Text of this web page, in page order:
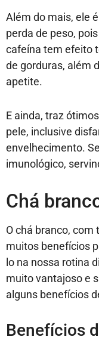
Além do mais, ele
perda de peso,
cafeína tem efeito
de gorduras, além
apetite.
E ainda, traz
pele, inclusive
envelhecimento.
imunológico,
Chá
O chá branco,
muitos benefícios
lo na nossa rotina
muito vantajoso e
alguns benefícios
Benefícios